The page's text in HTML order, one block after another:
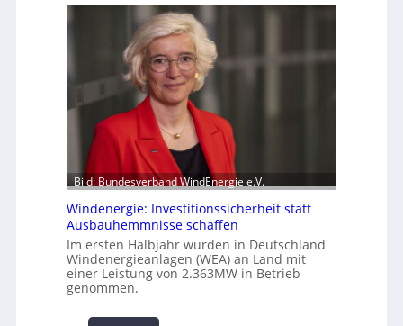
z
e
n
m
a
n
a
g
e
m
e
n
t
h
o
c
t
e
l
l
i
g
e
n
e
N
t
z
u
n
g
ü
Bild: Bundesverband WindEnergie e.V.
Windenergie: Investitionssicherheit statt
Ausbauhemmnisse schaffen
Im ersten Halbjahr wurden in Deutschland
Windenergieanlagen (WEA) an Land mit
einer Leistung von 2.363MW in Betrieb
genommen.